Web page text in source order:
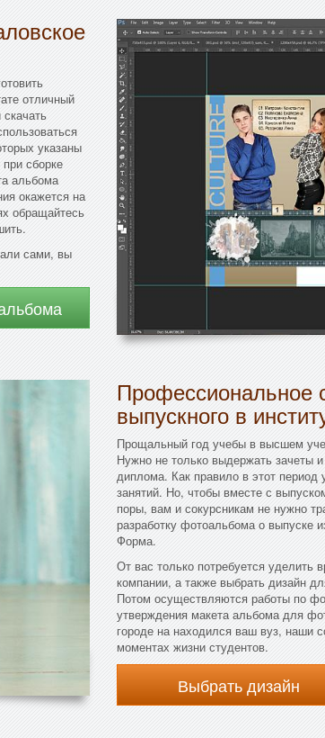
отличный
указаны
сборке
альбома
окажется на
обращайтесь
сами, вы
Профессиональное
выпускного в
Прощальный год учебы в высшем
Нужно не только выдержать зачеты
диплома. Как правило в этот период
занятий. Но, чтобы вместе с
поры, вам и сокурсникам не нужно
разработку фотоальбома о выпуске
Форма.
От вас только потребуется уделить
компании, а также выбрать дизайн
Потом осуществляются работы по
утверждения макета альбома для
городе на находился ваш вуз, наши
моментах жизни студентов.
Выбрать дизайн